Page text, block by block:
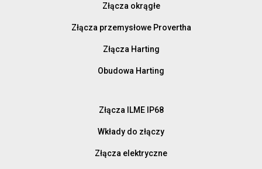
Złącza okrągłe
Złącza przemysłowe Provertha
Złącza Harting
Obudowa Harting
Złącza ILME IP68
Wkłady do złączy
Złącza elektryczne